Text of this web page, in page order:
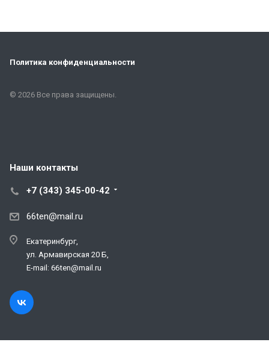
Политика конфиденциальности
© 2026 Все права защищены.
Наши контакты
+7 (343) 345-00-42
66ten@mail.ru
Екатеринбург,
ул. Армавирская 20 Б,
E-mail: 66ten@mail.ru